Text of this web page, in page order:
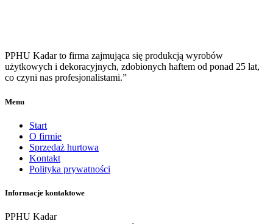
PPHU Kadar to firma zajmująca się produkcją wyrobów
użytkowych i dekoracyjnych, zdobionych haftem od ponad 25 lat,
co czyni nas profesjonalistami.”
Menu
Start
O firmie
Sprzedaż hurtowa
Kontakt
Polityka prywatności
Informacje kontaktowe
PPHU Kadar